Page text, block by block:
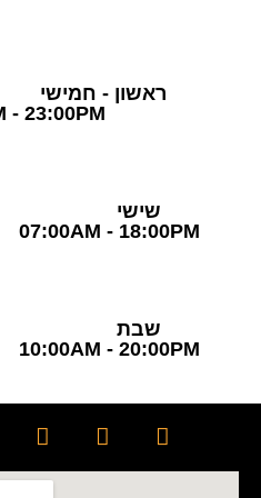
ראשון -
07:00AM - 18:00PM
10:00AM - 20:00PM